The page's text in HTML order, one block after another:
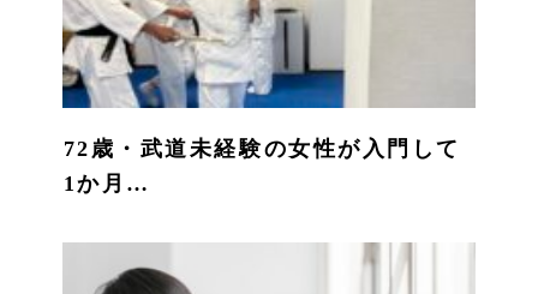
72歳・武道未経験の女性が入門して
1か月…